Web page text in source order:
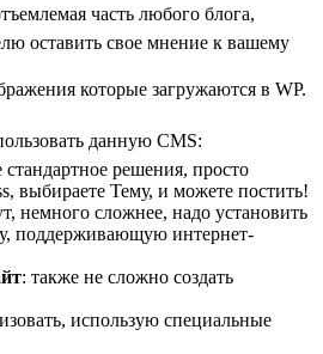
часть любого блога,
оставить свое мнение к вашему
которые загружаются в WP.
данную CMS:
решения, просто
выбираете Тему, и можете постить!
немного сложнее, надо установить
поддерживающую интернет-
: также не сложно создать
использую специальные